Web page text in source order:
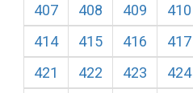
407
408 409 410
414
415 416 417
421
422 423 424